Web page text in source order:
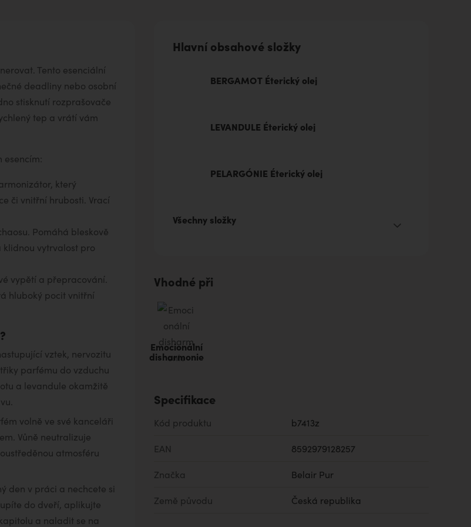
Tento esenciální
deadliny nebo osobní
stisknutí rozprašovače
tep a vrátí vám
esencím:
který
či vnitřní hrubosti. Vrací
Pomáhá bleskově
vytrvalost pro
vypětí a přepracování.
hluboký pocit vnitřní
vztek, nervozitu
parfému do vzduchu
a levandule okamžitě
volně ve své kanceláři
Vůně neutralizuje
atmosféru
den v práci a nechcete si
do dveří, aplikujte
a naladit se na
Hlavní obsahové složky
BERGAMOT Éterický olej
LEVANDULE Éterický olej
PELARGÓNIE Éterický olej
Všechny složky
Vhodné při
Emocionální
disharmonie
Specifikace
Kód produktu b7413z
EAN 8592979128257
Značka Belair Pur
Země původu Česká republika